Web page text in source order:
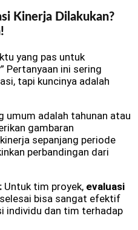
Kinerja Dilakukan?
yang pas untuk
Pertanyaan ini sering
tapi kuncinya adalah
umum adalah tahunan atau
gambaran
sepanjang periode
perbandingan dari
Untuk tim proyek, evaluasi
bisa sangat efektif
individu dan tim terhadap